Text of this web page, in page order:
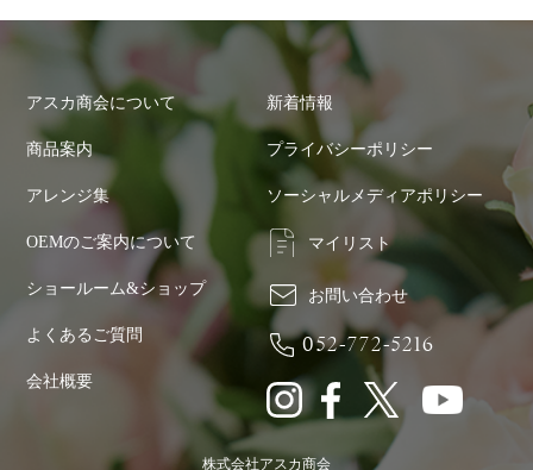
アスカ商会について
商品案内
アレンジ集
OEMのご案内について
ショールーム&ショップ
よくあるご質問
会社概要
新着情報
プライバシーポリシー
ソーシャルメディアポリシー
マイリスト
お問い合わせ
052-772-5216
株式会社アスカ商会